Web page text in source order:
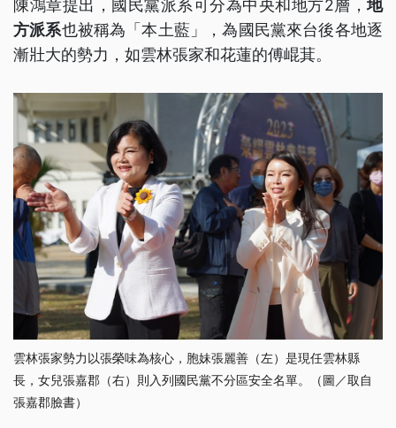
陳鴻章提出，國民黨派系可分為中央和地方2層，地
方派系也被稱為「本土藍」，為國民黨來台後各地逐
漸壯大的勢力，如雲林張家和花蓮的傅崐萁。
雲林張家勢力以張榮味為核心，胞妹張麗善（左）是現任雲林縣
長，女兒張嘉郡（右）則入列國民黨不分區安全名單。（圖／取自
張嘉郡臉書）